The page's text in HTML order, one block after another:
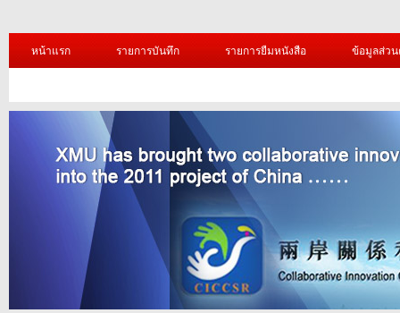
หน้าแรก รายการบันทึก รายการยืมหนังสือ ข้อมูลส่ว